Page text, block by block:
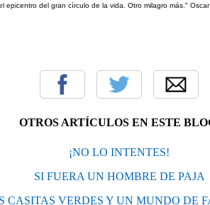
epicentro del gran círculo de la vida. Otro milagro más."
OTROS ARTÍCULOS EN ESTE
¡NO LO INTENTES!
SI FUERA UN HOMBRE DE PAJA
CASITAS VERDES Y UN MUNDO DE